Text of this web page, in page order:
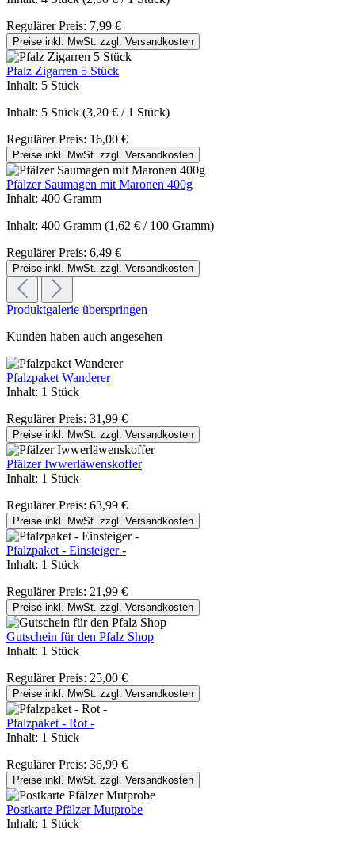
Regulärer Preis: 7,99 €
Preise inkl. MwSt. zzgl. Versandkosten
Pfalz Zigarren 5 Stück
Inhalt: 5 Stück
Inhalt: 5 Stück (3,20 € / 1 Stück)
Regulärer Preis: 16,00 €
Preise inkl. MwSt. zzgl. Versandkosten
Pfälzer Saumagen mit Maronen 400g
Inhalt: 400 Gramm
Inhalt: 400 Gramm (1,62 € / 100 Gramm)
Regulärer Preis: 6,49 €
Preise inkl. MwSt. zzgl. Versandkosten
Produktgalerie überspringen
Kunden haben auch angesehen
Pfalzpaket Wanderer
Inhalt: 1 Stück
Regulärer Preis: 31,99 €
Preise inkl. MwSt. zzgl. Versandkosten
Pfälzer Iwwerläwenskoffer
Inhalt: 1 Stück
Regulärer Preis: 63,99 €
Preise inkl. MwSt. zzgl. Versandkosten
Pfalzpaket - Einsteiger -
Inhalt: 1 Stück
Regulärer Preis: 21,99 €
Preise inkl. MwSt. zzgl. Versandkosten
Gutschein für den Pfalz Shop
Inhalt: 1 Stück
Regulärer Preis: 25,00 €
Preise inkl. MwSt. zzgl. Versandkosten
Pfalzpaket - Rot -
Inhalt: 1 Stück
Regulärer Preis: 36,99 €
Preise inkl. MwSt. zzgl. Versandkosten
Postkarte Pfälzer Mutprobe
Inhalt: 1 Stück